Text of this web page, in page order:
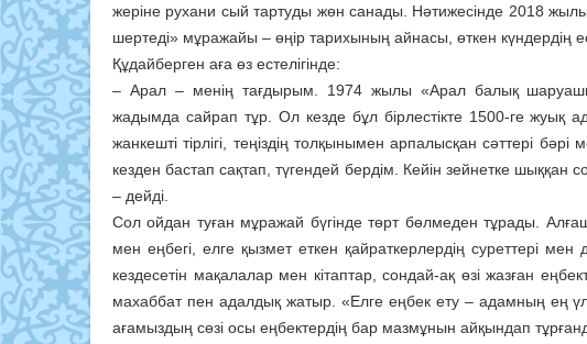
жеріне рухани сый тартуды жөн санады. Нәтижесінде 2018
шертеді» мұражайы – өңір тарихының айнасы, өткен күндердің
Құдайберген аға өз естелігінде:
– Арал – менің тағдырым. 1974 жылы «Арал балық
жадымда сайрап тұр. Ол кезде бұл бірлестікте 1500-ге
жанкешті тірлігі, теңіздің толқынымен арпалысқан сәттері
кезден бастап сақтап, түгендей бердім. Кейін зейнетке
– дейді.
Сол ойдан туған мұражай бүгінде төрт бөлмеден тұрады.
мен еңбегі, елге қызмет еткен қайраткерлердің суреттері
кездесетін мақалалар мен кітаптар, сондай-ақ өзі жазған
махаббат пен адалдық жатыр. «Елге еңбек ету – адамның ең
ағамыздың сөзі осы еңбектердің бар мазмұнын айқындап